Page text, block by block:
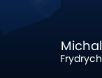
Vlasiy
Sinyavskiy